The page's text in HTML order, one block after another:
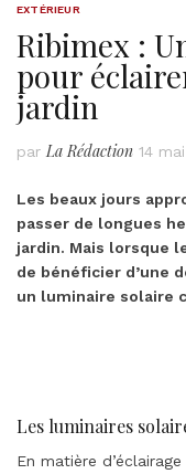
EXTÉRIEUR
Ribimex :
pour
jardin
par La Rédaction 14
Les beaux jours
passer de longues
jardin. Mais lorsque
de bénéficier d’une
un luminaire solaire
Les luminaires
En matière